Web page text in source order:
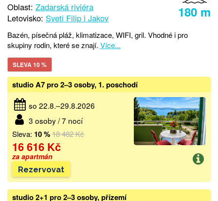
180 m
Oblast: Zadarská riviéra
Letovisko: Sveti Filip i Jakov
Bazén, písečná pláž, klimatizace, WIFI, gril. Vhodné i pro
skupiny rodin, které se znají. Více...
SLEVA 10 %
studio A7 pro 2–3 osoby, 1. poschodí
so 22.8.–29.8.2026
3 osoby / 7 nocí
Sleva: 10 %18 462 Kč
16 616 Kč
za apartmán
Rezervovat
studio 2+1 pro 2–3 osoby, přízemí